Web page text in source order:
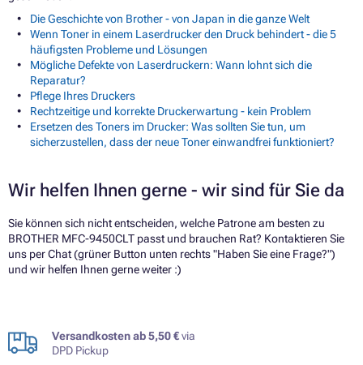
Die Geschichte von Brother - von Japan in die ganze Welt
Wenn Toner in einem Laserdrucker den Druck behindert - die 5
häufigsten Probleme und Lösungen
Mögliche Defekte von Laserdruckern: Wann lohnt sich die
Reparatur?
Pflege Ihres Druckers
Rechtzeitige und korrekte Druckerwartung - kein Problem
Ersetzen des Toners im Drucker: Was sollten Sie tun, um
sicherzustellen, dass der neue Toner einwandfrei funktioniert?
Wir helfen Ihnen gerne - wir sind für Sie da
Sie können sich nicht entscheiden, welche Patrone am besten zu
BROTHER MFC-9450CLT passt und brauchen Rat? Kontaktieren Sie
uns per Chat (grüner Button unten rechts "Haben Sie eine Frage?")
und wir helfen Ihnen gerne weiter :)
Versandkosten ab 5,50 €via
DPD Pickup